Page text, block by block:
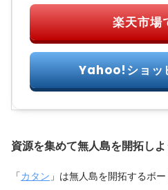
資源を集めて無人島を開拓しよ
「カタン」は無人島を開拓するボー